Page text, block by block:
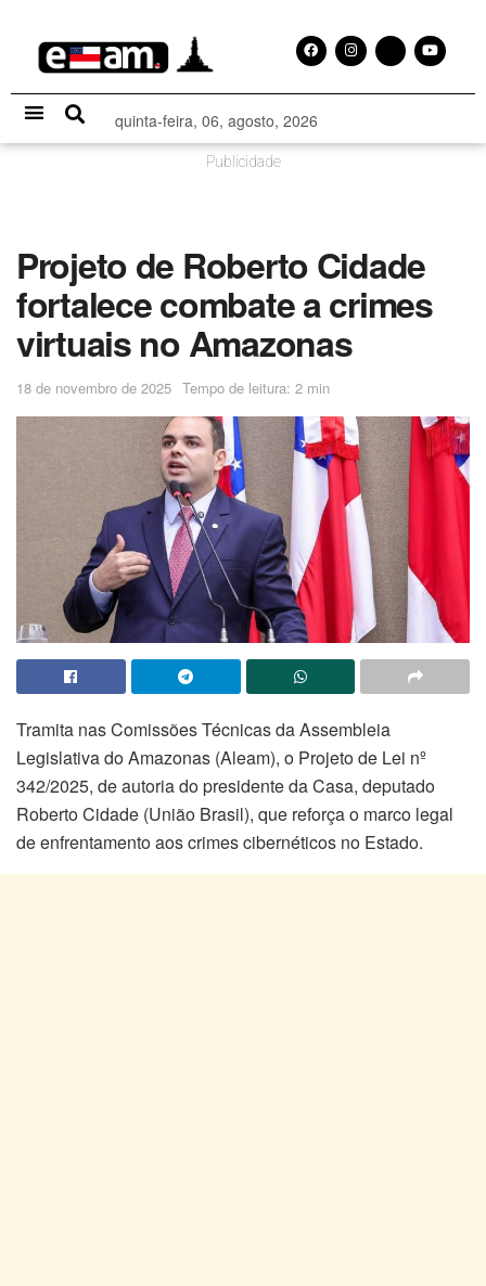
quinta-feira, 06, agosto, 2026
Publicidade
Projeto de Roberto Cidade
fortalece combate a crimes
virtuais no Amazonas
18 de novembro de 2025 Tempo de leitura: 2 min
Tramita nas Comissões Técnicas da Assembleia
Legislativa do Amazonas (Aleam), o Projeto de Lei nº
342/2025, de autoria do presidente da Casa, deputado
Roberto Cidade (União Brasil), que reforça o marco legal
de enfrentamento aos crimes cibernéticos no Estado.